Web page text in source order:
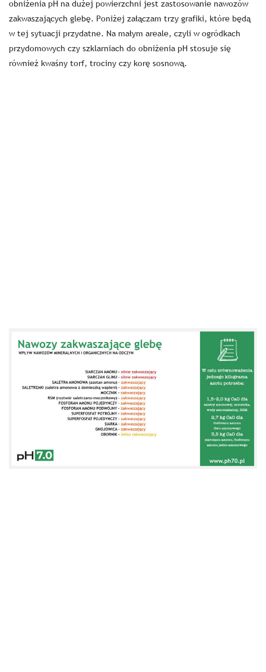
obniżenia pH na dużej powierzchni jest zastosowanie nawozów
zakwaszających glebę. Poniżej załączam trzy grafiki, które będą
w tej sytuacji przydatne. Na małym areale, czyli w ogródkach
przydomowych czy szklarniach do obniżenia pH stosuje się
również kwaśny torf, trociny czy korę sosnową.